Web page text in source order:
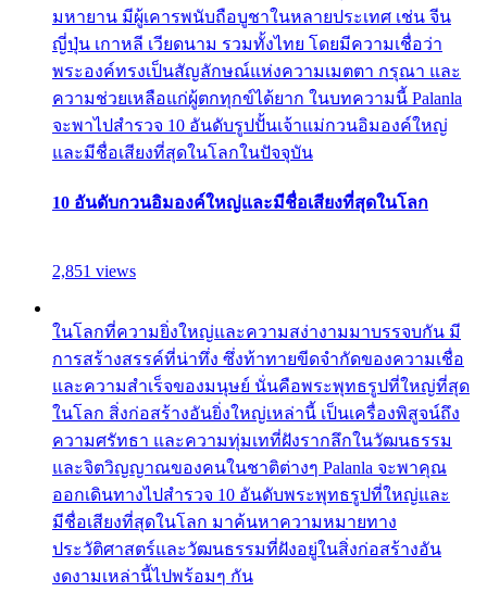
มหายาน มีผู้เคารพนับถือบูชาในหลายประเทศ เช่น จีน
ญี่ปุ่น เกาหลี เวียดนาม รวมทั้งไทย โดยมีความเชื่อว่า
พระองค์ทรงเป็นสัญลักษณ์แห่งความเมตตา กรุณา และ
ความช่วยเหลือแก่ผู้ตกทุกข์ได้ยาก ในบทความนี้ Palanla
จะพาไปสำรวจ 10 อันดับรูปปั้นเจ้าแม่กวนอิมองค์ใหญ่
และมีชื่อเสียงที่สุดในโลกในปัจจุบัน
10 อันดับกวนอิมองค์ใหญ่และมีชื่อเสียงที่สุดในโลก
2,851 views
ในโลกที่ความยิ่งใหญ่และความสง่างามมาบรรจบกัน มี
การสร้างสรรค์ที่น่าทึ่ง ซึ่งท้าทายขีดจำกัดของความเชื่อ
และความสำเร็จของมนุษย์ นั่นคือพระพุทธรูปที่ใหญ่ที่สุด
ในโลก สิ่งก่อสร้างอันยิ่งใหญ่เหล่านี้ เป็นเครื่องพิสูจน์ถึง
ความศรัทธา และความทุ่มเทที่ฝังรากลึกในวัฒนธรรม
และจิตวิญญาณของคนในชาติต่างๆ Palanla จะพาคุณ
ออกเดินทางไปสำรวจ 10 อันดับพระพุทธรูปที่ใหญ่และ
มีชื่อเสียงที่สุดในโลก มาค้นหาความหมายทาง
ประวัติศาสตร์และวัฒนธรรมที่ฝังอยู่ในสิ่งก่อสร้างอัน
งดงามเหล่านี้ไปพร้อมๆ กัน